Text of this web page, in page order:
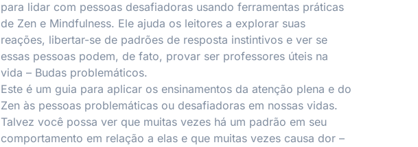
para lidar com pessoas desafiadoras usando ferramentas práticas
de Zen e Mindfulness. Ele ajuda os leitores a explorar suas
reações, libertar-se de padrões de resposta instintivos e ver se
essas pessoas podem, de fato, provar ser professores úteis na
vida – Budas problemáticos.
Este é um guia para aplicar os ensinamentos da atenção plena e do
Zen às pessoas problemáticas ou desafiadoras em nossas vidas.
Talvez você possa ver que muitas vezes há um padrão em seu
comportamento em relação a elas e que muitas vezes causa dor –